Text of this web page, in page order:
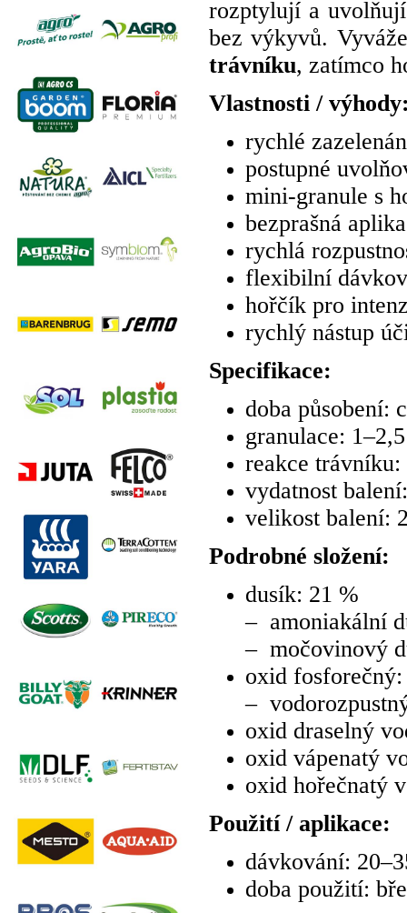
rozptylují a
bez výkyvů.
trávníku, zatímco
Vlastnosti /
rychlé
postupné
mini-granule s
bezprašná
rychlá
flexibilní
hořčík pro
rychlý nástup
Specifikace:
doba působení:
granulace:
reakce
vydatnost
velikost balení:
Podrobné složení:
dusík: 21 %
– amoniakální
– močovinový
oxid
–
oxid draselný
oxid vápenatý
oxid hořečnatý
Použití / aplikace:
dávkování:
doba použití: